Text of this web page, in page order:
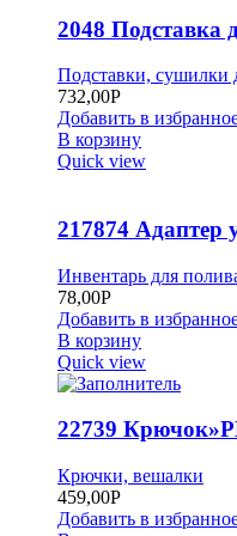
2048 Подставка
Подставки, сушилки
732,00Р
Добавить в
В корзину
Quick view
217874 Адаптер
Инвентарь для
78,00Р
Добавить в
В корзину
Quick view
22739
Крючки, вешалки
459,00Р
Добавить в